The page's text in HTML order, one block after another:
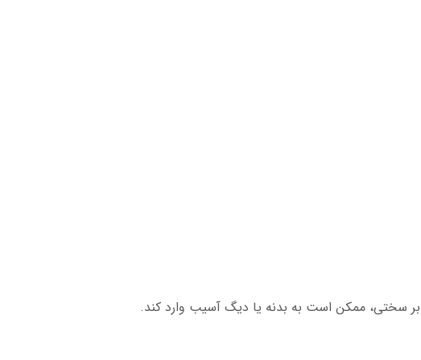
سختی، ممکن است به بدنه یا دیگ آسیب وارد کند.